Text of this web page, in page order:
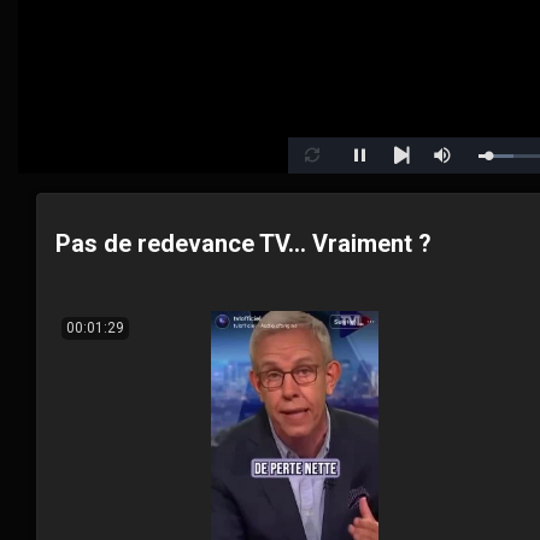
Pause
Next
Mute Loaded
7.25%
Pas de redevance TV... Vraiment ?
00:01:29